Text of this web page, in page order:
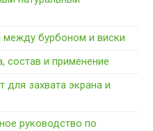
между бурбоном и виски
и применение
захвата экрана и
руководство по